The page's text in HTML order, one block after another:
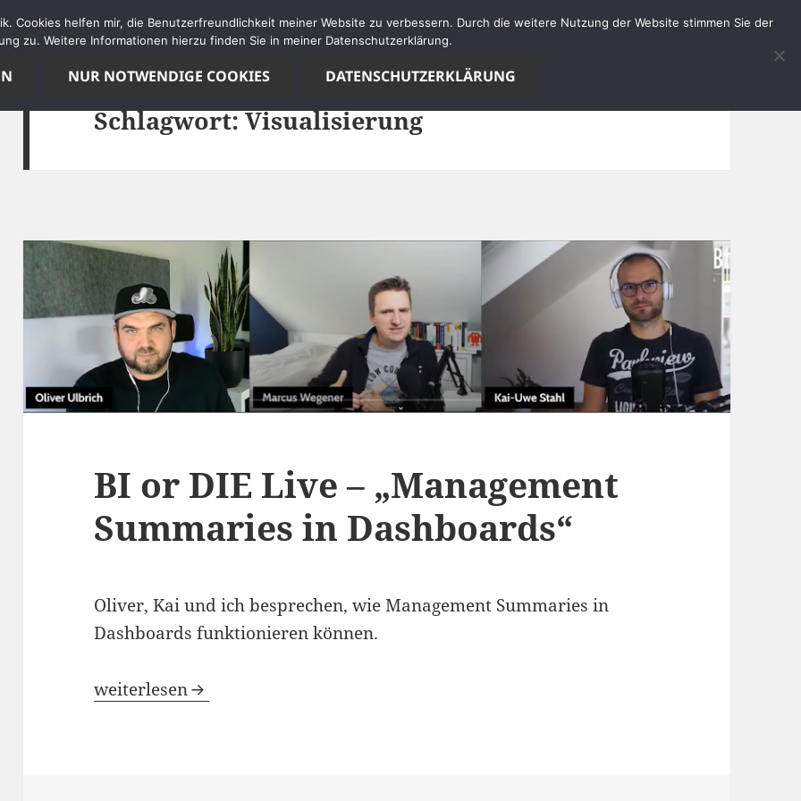
Schlagwort:Visualisierung
BI or DIE Live – „Management
Summaries in Dashboards“
Oliver, Kai und ich besprechen, wie Management Summaries in
Dashboards funktionieren können.
BI or DIE Live – „Management Summaries in Dashboards“
weiterlesen
Cookies helfen mir, die Benutzerfreundlichkeit meiner Website zu verbessern. Durch die weitere Nutzung der Website stimmen Sie der
zu. Weitere Informationen hierzu finden Sie in meiner Datenschutzerklärung.
NUR NOTWENDIGE COOKIES DATENSCHUTZERKLÄRUNG